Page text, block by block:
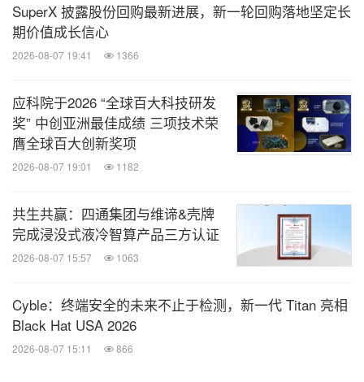
SuperX 披露股份回购最新进展，新一轮回购落地坚定长
期价值成长信心
2026-08-07 19:41 1366
应科院于2026 “全球百大科技研发
奖” 中创亚洲最佳成绩 三项技术荣
膺全球百大创新奖项
2026-08-07 19:01 1182
共生共赢：四通集团与维谛&壳牌
完成浸没式液冷智算产品三方认证
2026-08-07 15:57 1063
Cyble：终端安全的未来不止于检测，新一代 Titan 亮相
Black Hat USA 2026
2026-08-07 15:11 866